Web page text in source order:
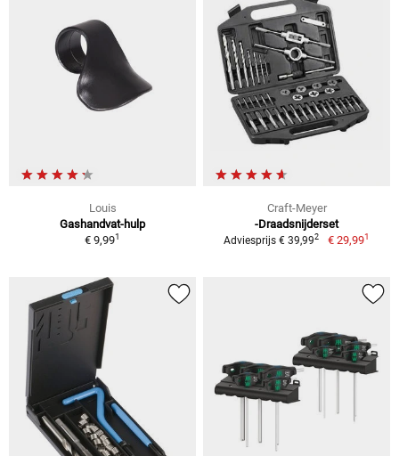
Louis
Gashandvat-hulp
€ 9,991
Craft-Meyer
-Draadsnijderset
Adviesprijs € 39,992 € 29,991